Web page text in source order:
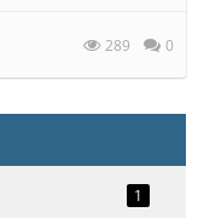
289 0
1